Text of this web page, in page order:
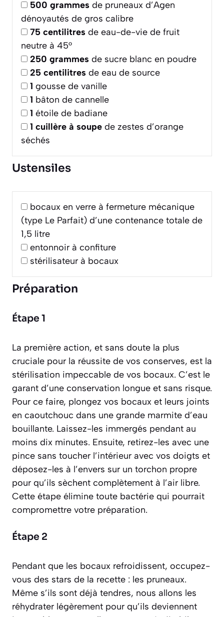
500 grammes de pruneaux d’Agen
dénoyautés de gros calibre
75 centilitres de eau-de-vie de fruit
neutre à 45°
250 grammes de sucre blanc en poudre
25 centilitres de eau de source
1 gousse de vanille
1 bâton de cannelle
1 étoile de badiane
1 cuillère à soupe de zestes d’orange
séchés
Ustensiles
bocaux en verre à fermeture mécanique
(type Le Parfait) d’une contenance totale de
1,5 litre
entonnoir à confiture
stérilisateur à bocaux
Préparation
Étape 1
La première action, et sans doute la plus
cruciale pour la réussite de vos conserves, est la
stérilisation impeccable de vos bocaux. C’est le
garant d’une conservation longue et sans risque.
Pour ce faire, plongez vos bocaux et leurs joints
en caoutchouc dans une grande marmite d’eau
bouillante. Laissez-les immergés pendant au
moins dix minutes. Ensuite, retirez-les avec une
pince sans toucher l’intérieur avec vos doigts et
déposez-les à l’envers sur un torchon propre
pour qu’ils sèchent complètement à l’air libre.
Cette étape élimine toute bactérie qui pourrait
compromettre votre préparation.
Étape 2
Pendant que les bocaux refroidissent, occupez-
vous des stars de la recette : les pruneaux.
Même s’ils sont déjà tendres, nous allons les
réhydrater légèrement pour qu’ils deviennent